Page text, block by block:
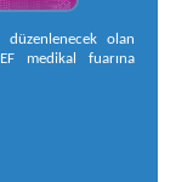
olan
medikal fuarına